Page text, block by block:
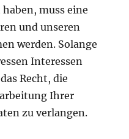
haben, muss eine
und unseren
werden. Solange
Interessen
Recht, die
Ihrer
zu verlangen.